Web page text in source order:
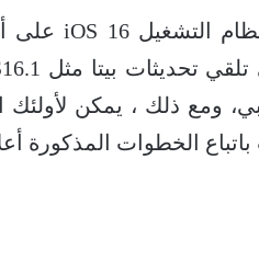
ومع ذلك ، يمكن لأولئك
الخطوات المذكورة